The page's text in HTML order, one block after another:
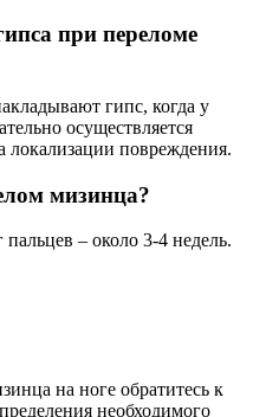
при переломе
гипс, когда у
осуществляется
локализации повреждения.
мизинца?
– около 3-4 недель.
на ноге обратитесь к
необходимого